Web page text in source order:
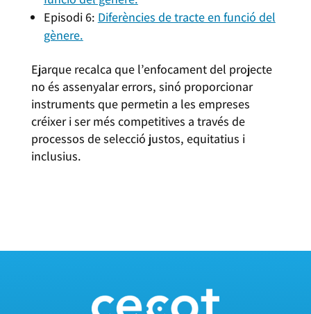
Episodi 6: Diferències de tracte en funció del
gènere.
Ejarque recalca que l’enfocament del projecte
no és assenyalar errors, sinó proporcionar
instruments que permetin a les empreses
créixer i ser més competitives a través de
processos de selecció justos, equitatius i
inclusius.